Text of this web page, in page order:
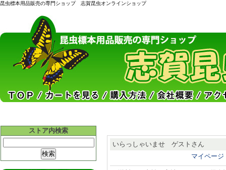
昆虫標本用品販売の専門ショップ 志賀昆虫オンラインショップ
ストア内検索
いらっしゃいませ ゲストさん
マイページ